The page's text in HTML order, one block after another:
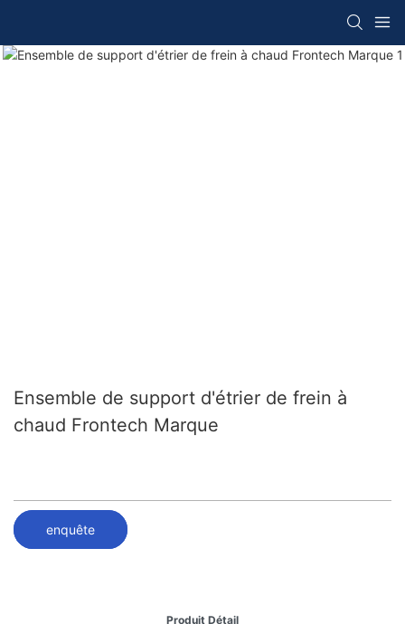
Ensemble de support d'étrier de frein à
chaud Frontech Marque
enquête
Produit Détail